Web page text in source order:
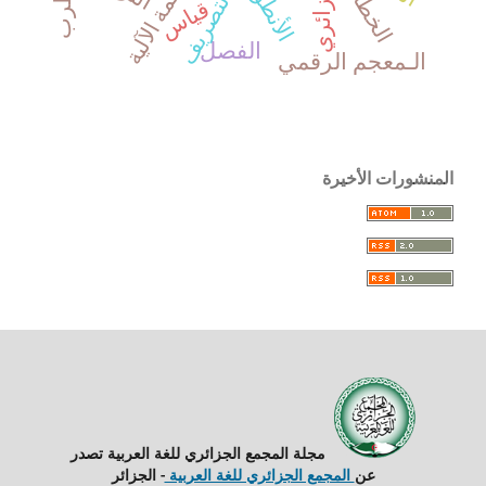
الـمعجم الرقمي التصريف
الفصل
قياس
المنشورات الأخيرة
مجلة المجمع الجزائري للغة العربية تصدر
عن المجمع الجزائري للغة العربية- الجزائر